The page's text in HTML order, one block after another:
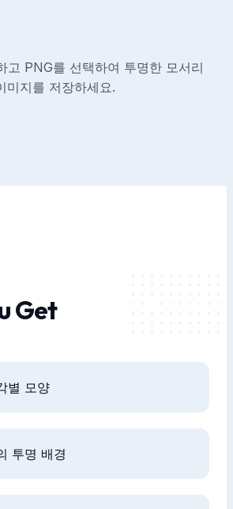
고 PNG를 선택하여 투명한 모서리
미지를 저장하세요.
Get
별 모양
투명 배경